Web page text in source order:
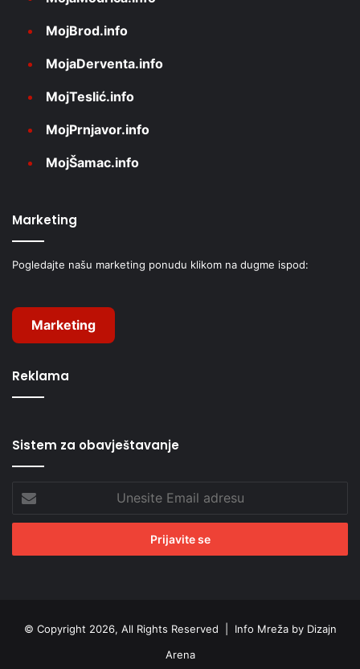
MojBrod.info
MojaDerventa.info
MojTeslić.info
MojPrnjavor.info
MojŠamac.info
Marketing
Pogledajte našu marketing ponudu klikom na dugme ispod:
Marketing
Reklama
Sistem za obavještavanje
Email
adresu
© Copyright 2026, All Rights Reserved | Info Mreža by Dizajn
Arena